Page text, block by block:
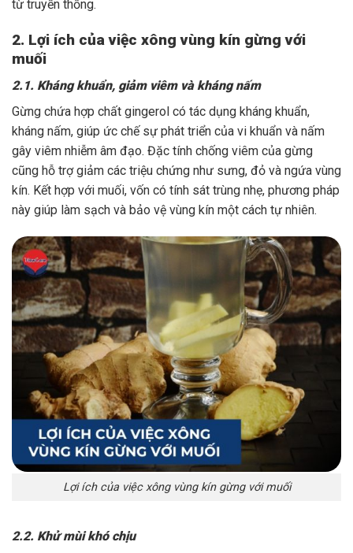
từ truyền thống.
2. Lợi ích của việc xông vùng kín gừng với
muối
2.1. Kháng khuẩn, giảm viêm và kháng nấm
Gừng chứa hợp chất gingerol có tác dụng kháng khuẩn,
kháng nấm, giúp ức chế sự phát triển của vi khuẩn và nấm
gây viêm nhiễm âm đạo. Đặc tính chống viêm của gừng
cũng hỗ trợ giảm các triệu chứng như sưng, đỏ và ngứa vùng
kín. Kết hợp với muối, vốn có tính sát trùng nhẹ, phương pháp
này giúp làm sạch và bảo vệ vùng kín một cách tự nhiên.
Lợi ích của việc xông vùng kín gừng với muối
2.2. Khử mùi khó chịu